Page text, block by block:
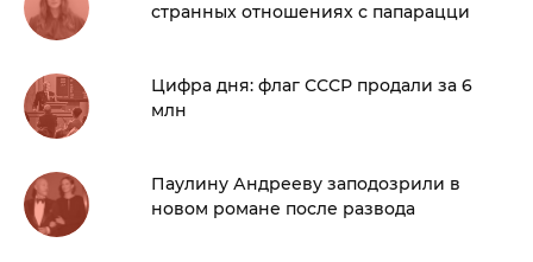
странных отношениях с папарацци
Цифра дня: флаг СССР продали за 6
млн
Паулину Андрееву заподозрили в
новом романе после развода